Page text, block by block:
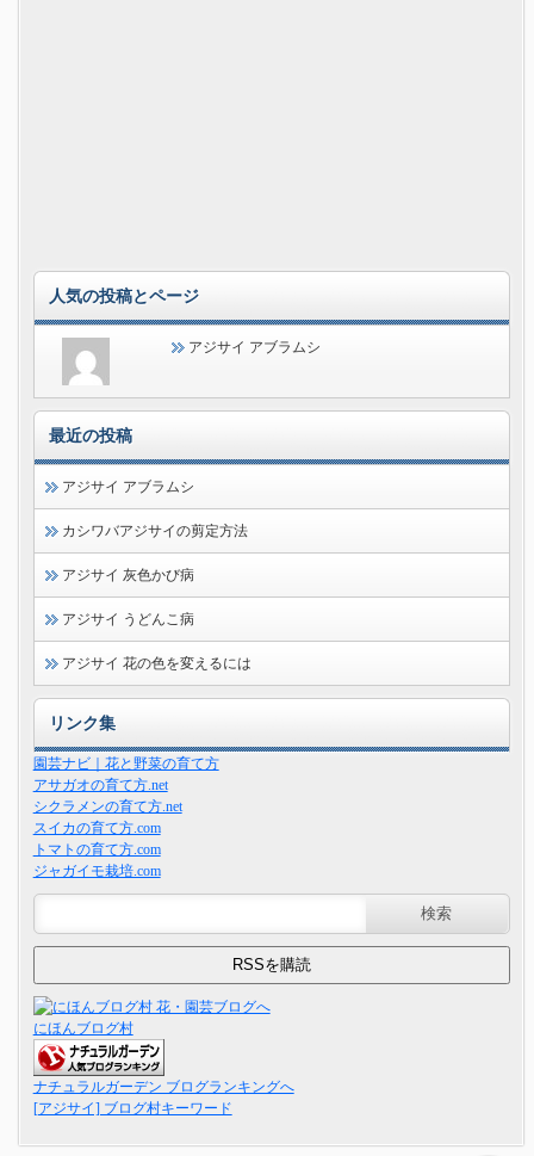
人気の投稿とページ
アジサイ アブラムシ
最近の投稿
アジサイ アブラムシ
カシワバアジサイの剪定方法
アジサイ 灰色かび病
アジサイ うどんこ病
アジサイ 花の色を変えるには
リンク集
園芸ナビ｜花と野菜の育て方
アサガオの育て方.net
シクラメンの育て方.net
スイカの育て方.com
トマトの育て方.com
ジャガイモ栽培.com
にほんブログ村
ナチュラルガーデン ブログランキングへ
[アジサイ] ブログ村キーワード